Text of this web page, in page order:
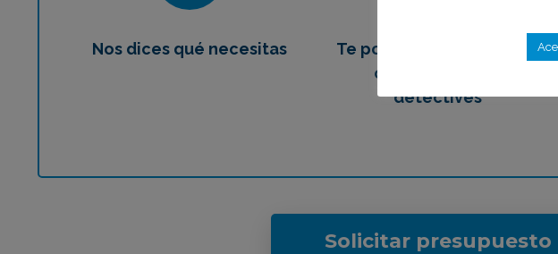
Nos dices qué necesitas
Te ponemos en contacto
con los mejores
detectives
Solicitar presupuesto